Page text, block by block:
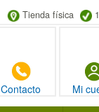
Tienda física
Contacto Mi